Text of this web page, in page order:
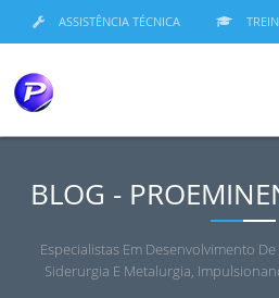
ASSISTÊNCIA TÉCNICA
BLOG -
Especialistas Em Desenvolvimento
Siderurgia E Metalurgia,